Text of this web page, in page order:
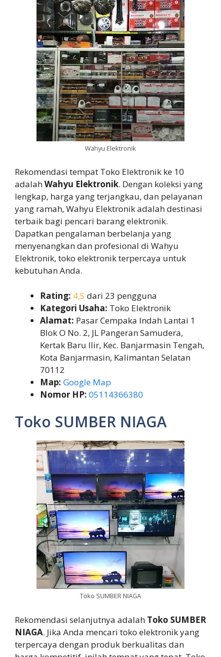
Wahyu Elektronik
Rekomendasi tempat Toko Elektronik ke 10
adalahWahyu Elektronik. Dengan koleksi yang
lengkap, harga yang terjangkau, dan pelayanan
yang ramah, Wahyu Elektronik adalah destinasi
terbaik bagi pencari barang elektronik.
Dapatkan pengalaman berbelanja yang
menyenangkan dan profesional di Wahyu
Elektronik, toko elektronik terpercaya untuk
kebutuhan Anda.
Rating: 4,5 dari 23 pengguna
Kategori Usaha: Toko Elektronik
Alamat: Pasar Cempaka Indah Lantai 1
Blok O No. 2, JL Pangeran Samudera,
Kertak Baru Ilir, Kec. Banjarmasin Tengah,
Kota Banjarmasin, Kalimantan Selatan
70112
Map: Google Map
Nomor HP: 05114366380
Toko SUMBER NIAGA
Toko SUMBER NIAGA
Rekomendasi selanjutnya adalah Toko SUMBER
NIAGA. Jika Anda mencari toko elektronik yang
terpercaya dengan produk berkualitas dan